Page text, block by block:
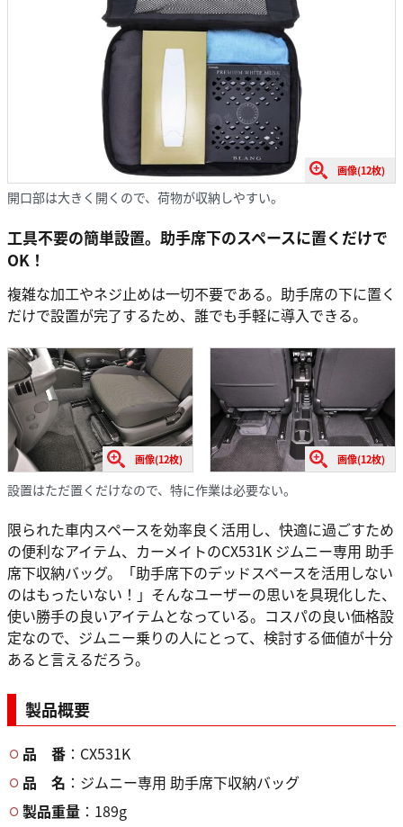
画像(12枚)
開口部は大きく開くので、荷物が収納しやすい。
工具不要の簡単設置。助手席下のスペースに置くだけで
OK！
複雑な加工やネジ止めは一切不要である。助手席の下に置く
だけで設置が完了するため、誰でも手軽に導入できる。
画像(12枚) 画像(12枚)
設置はただ置くだけなので、特に作業は必要ない。
限られた車内スペースを効率良く活用し、快適に過ごすため
の便利なアイテム、カーメイトのCX531K ジムニー専用 助手
席下収納バッグ。「助手席下のデッドスペースを活用しない
のはもったいない！」そんなユーザーの思いを具現化した、
使い勝手の良いアイテムとなっている。コスパの良い価格設
定なので、ジムニー乗りの人にとって、検討する価値が十分
あると言えるだろう。
製品概要
品 番 ：CX531K
品 名 ：ジムニー専用 助手席下収納バッグ
製品重量 ：189g